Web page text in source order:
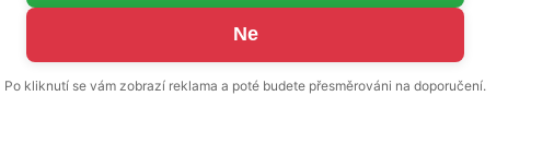
Ne
Po kliknutí se vám zobrazí reklama a poté budete přesměrováni na doporučení.